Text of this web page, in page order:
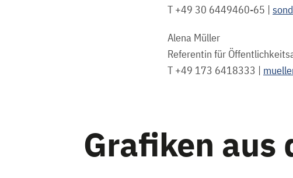
T +49 30 6449460-65 |
Alena Müller
Referentin für
T +49 173 6418333 |
Grafiken aus